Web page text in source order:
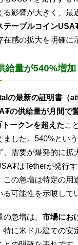
る影響が大きく、最
テーブルコイン
在感の拡大を明確に
給量が540%増
の最新の証明書（
の供給量が月間で
ークンを超えたこ
ました。540%とい
、需要が爆発的に拡
はTetherが発行
この急増は特定の用
可能性を示唆して
急増は、 市場にお
、特に米ドル建ての